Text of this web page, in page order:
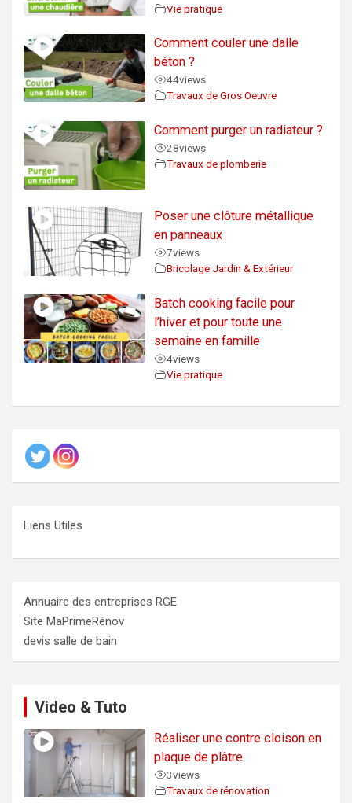
Vie pratique
Comment couler une dalle
béton ?
44views
Travaux de Gros Oeuvre
Comment purger un radiateur ?
28views
Travaux de plomberie
Poser une clôture métallique
en panneaux
7views
Bricolage Jardin & Extérieur
Batch cooking facile pour
l’hiver et pour toute une
semaine en famille
4views
Vie pratique
Liens Utiles
Annuaire des entreprises RGE
Site MaPrimeRénov
devis salle de bain
Video & Tuto
Réaliser une contre cloison en
plaque de plâtre
3views
Travaux de rénovation